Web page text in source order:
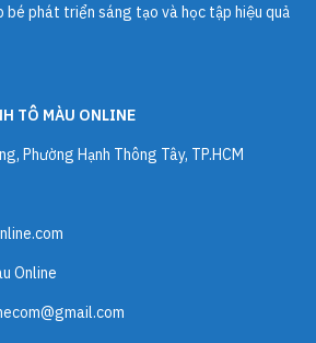
bé phát triển sáng tạo và học tập hiệu quả
TÔ MÀU ONLINE
Phường Hạnh Thông Tây, TP.HCM
Online